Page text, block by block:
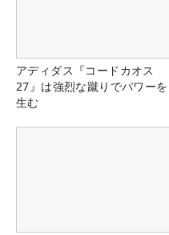
アディダス『コードカオス
27』は強烈な蹴りでパワーを
生む